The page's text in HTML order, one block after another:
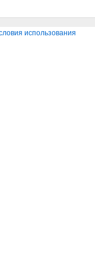
использования